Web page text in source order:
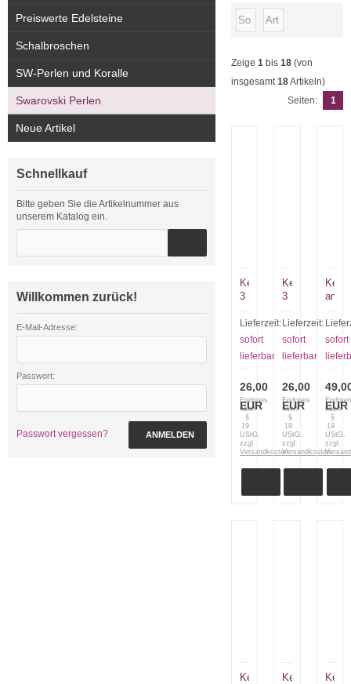
Zeige 1 bis 18 (von
insgesamt18Artikeln)
Seiten:
1
Kette
3
Lieferzeit:
sofort
lieferbar
26,00
EUR
Endpreis
nach
§
19
UStG.
zzgl.
Versandkosten
Kette
3
Lieferzeit:
sofort
lieferbar
26,00
EUR
Endpreis
nach
§
19
UStG.
zzgl.
Versandkosten
Kette
sofort
EUR
nach
§
19
UStG.
zzgl.
Kette
Kette
Kette
Preiswerte Edelsteine
Schalbroschen
SW-Perlen und Koralle
Swarovski Perlen
Neue Artikel
Schnellkauf
Bitte geben Sie die Artikelnummer aus
unserem Katalog ein.
Willkommen zurück!
E-Mail-Adresse:
Passwort:
Passwort vergessen? ANMELDEN